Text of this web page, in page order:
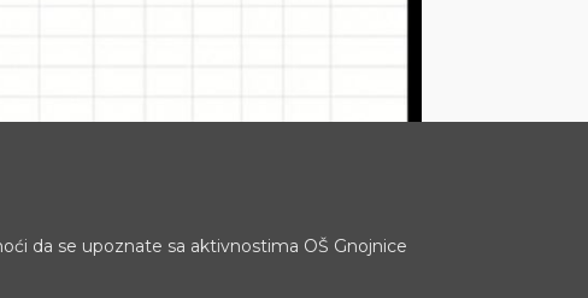
da se upoznate sa aktivnostima OŠ Gnojnice